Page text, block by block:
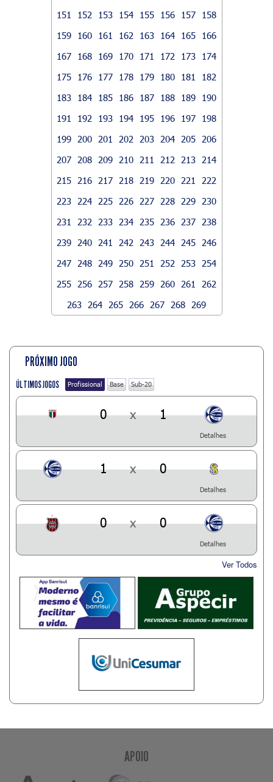
151
152 153 154 155 156 157
158
159
160 161 162 163 164 165
166
167
168 169 170 171 172 173
174
175
176 177 178 179 180 181
182
183
184 185 186 187 188 189
190
191
192 193 194 195 196 197
198
199
200 201 202 203 204 205
206
207
208 209 210 211 212 213
214
215
216 217 218 219 220 221
222
223
224 225 226 227 228 229
230
231
232 233 234 235 236 237
238
239
240 241 242 243 244 245
246
247
248 249 250 251 252 253
254
255
256 257 258 259 260 261
262
263
264 265 266 267 268 269
PRÓXIMO JOGO
ÚLTIMOS JOGOS Profissional Base Sub-20
0 x 1
Detalhes
1 x 0
Detalhes
0 x 0
Detalhes
Ver Todos
APOIO